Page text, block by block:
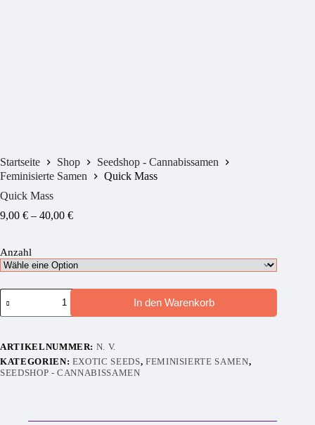
Startseite Shop
Seedshop - Cannabissamen
Feminisierte Samen
Quick Mass
Quick Mass
9,00 € – 40,00 €Preisspanne:
Anzahl
Quick
Mass
Menge
In den Warenkorb
ARTIKELNUMMER: N. V.
KATEGORIEN: EXOTIC SEEDS, FEMINISIERTE SAMEN,
SEEDSHOP - CANNABISSAMEN